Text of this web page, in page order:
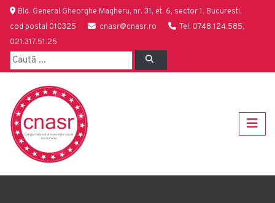
Bld. General Gheorghe Magheru, nr. 31, et. 6, sector 1, Bucuresti,
cod postal 010325
cnasr@cnasr.ro
Tel: 0748.124.585,
021.317.51.25